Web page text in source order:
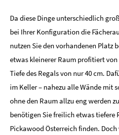
Da diese Dinge unterschiedlich
bei Ihrer Konfiguration die
nutzen Sie den vorhandenen Platz
etwas kleinerer Raum profitiert
Tiefe des Regals von nur 40 cm.
im Keller – nahezu alle Wände mit
ohne den Raum allzu eng werden
benötigen Sie freilich etwas tiefere
Pickawood Österreich finden.